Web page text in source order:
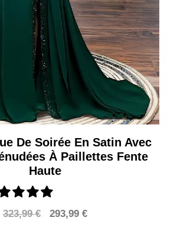
De Soirée En Satin Avec
À Paillettes Fente
Haute
323,99€
Le
293,99 €Le